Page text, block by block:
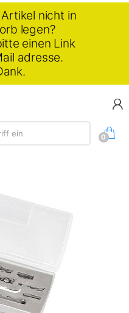
nicht in
legen?
einen Link
adresse.
ein
0